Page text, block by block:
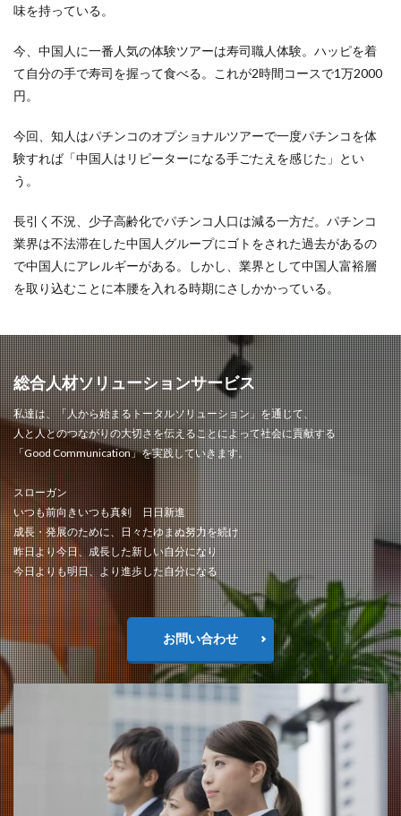
味を持っている。
今、中国人に一番人気の体験ツアーは寿司職人体験。ハッピを着
て自分の手で寿司を握って食べる。これが2時間コースで1万2000
円。
今回、知人はパチンコのオプショナルツアーで一度パチンコを体
験すれば「中国人はリピーターになる手ごたえを感じた」とい
う。
長引く不況、少子高齢化でパチンコ人口は減る一方だ。パチンコ
業界は不法滞在した中国人グループにゴトをされた過去があるの
で中国人にアレルギーがある。しかし、業界として中国人富裕層
を取り込むことに本腰を入れる時期にさしかかっている。
総合人材ソリューションサービス
私達は、「人から始まるトータルソリューション」を通じて、
人と人とのつながりの大切さを伝えることによって社会に貢献する
「Good Communication」を実践していきます。
スローガン
いつも前向きいつも真剣 日日新進
成長・発展のために、日々たゆまぬ努力を続け
昨日より今日、成長した新しい自分になり
今日よりも明日、より進歩した自分になる
お問い合わせ